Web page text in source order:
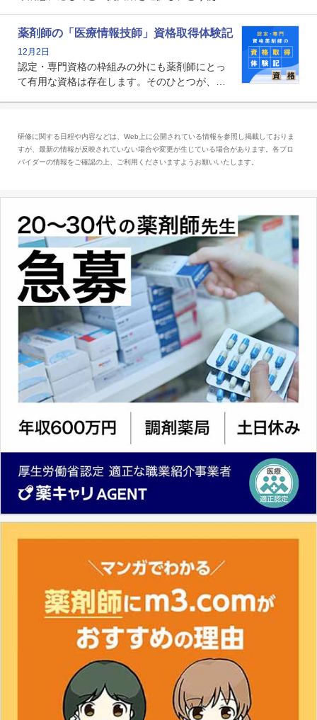
る薬剤師です。現在、感染防止対策加算の施設
基準に専任の薬剤師配置が挙げられており、今
後は感染症領域で薬剤師に、より多くの役割が
求められる可能性もあります。
薬剤師の「医療情報技師」資格取得体験記
12月2日
認定・専門資格の枠組みの外にも薬剤師にとっ
て有用な資格は存在します。そのひとつが、
とは、病院薬剤師を中心に大きな武器になりま
す。
研修に関する日程や内容などは、Web上に公開されている情報を参照し掲載しておりま
すが、最新の情報が反映されていない場合や変更が生じている場合があります。各プロ
バイダーの情報をご確認の上、ご利用くださいますようお願いいたします。